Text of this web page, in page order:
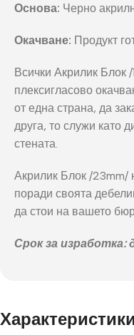
Основа: Черно
Окачване: Продукт
Всички Акрилик Блок /
плексигласово
от една страна, да
друга, то служи като
стената.
Акрилик Блок /23mm/
поради своята
да стои на вашето
Срок за изработка:
Характеристики